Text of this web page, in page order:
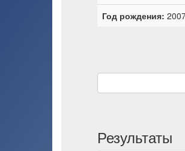
Год рождения:
Результаты